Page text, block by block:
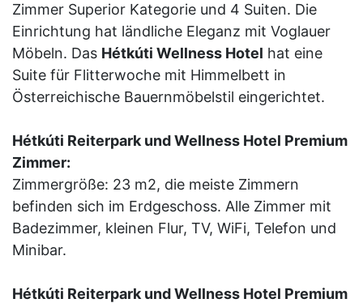
Zimmer Superior Kategorie und 4 Suiten. Die
Einrichtung hat ländliche Eleganz mit Voglauer
Möbeln. Das Hétkúti Wellness Hotel hat eine
Suite für Flitterwoche mit Himmelbett in
Österreichische Bauernmöbelstil eingerichtet.
Hétkúti Reiterpark und Wellness Hotel Premium
Zimmer:
Zimmergröße: 23 m2, die meiste Zimmern
befinden sich im Erdgeschoss. Alle Zimmer mit
Badezimmer, kleinen Flur, TV, WiFi, Telefon und
Minibar.
Hétkúti Reiterpark und Wellness Hotel Premium